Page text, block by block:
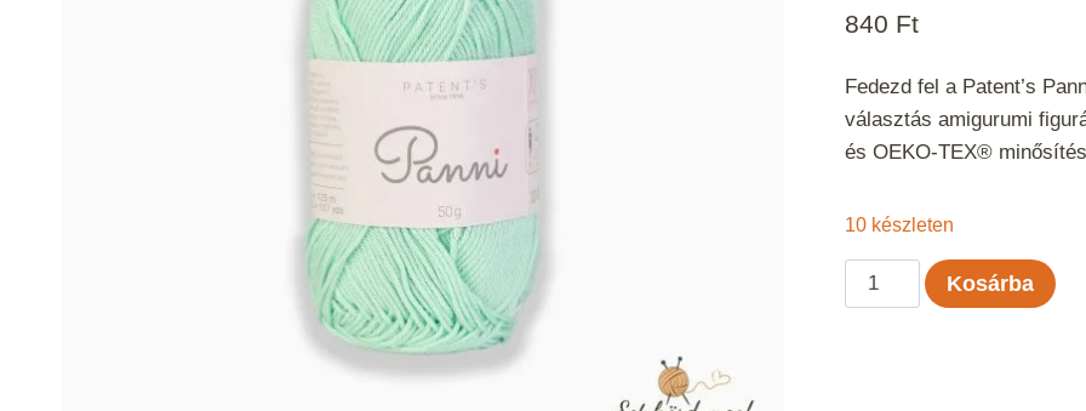
840 Ft
Fedezd fel a Patent’s
választás amigurumi
és OEKO-TEX®
10 készleten
Panni
-
Kosárba